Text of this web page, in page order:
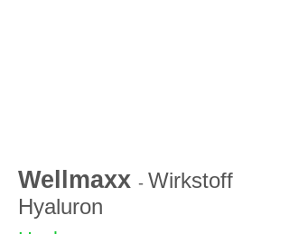
Wellmaxx - Wirkstoff
Hyaluron